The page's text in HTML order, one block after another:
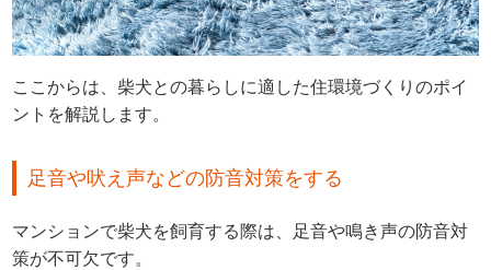
ここからは、柴犬との暮らしに適した住環境づくりのポイ
ントを解説します。
足音や吠え声などの防音対策をする
マンションで柴犬を飼育する際は、足音や鳴き声の防音対
策が不可欠です。